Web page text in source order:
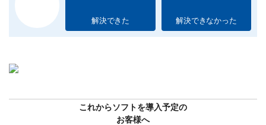
解決できた 解決できなかった
これからソフトを導入予定の
お客様へ